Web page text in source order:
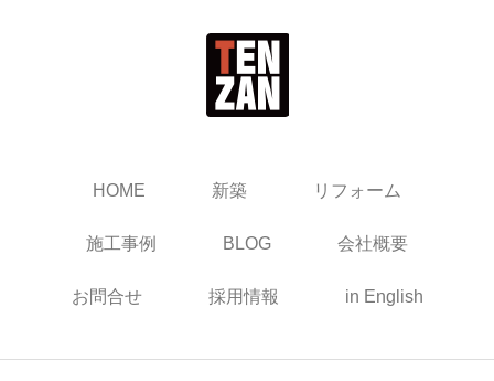
HOME 新築 リフォーム
施工事例 BLOG 会社概要
お問合せ 採用情報 in English